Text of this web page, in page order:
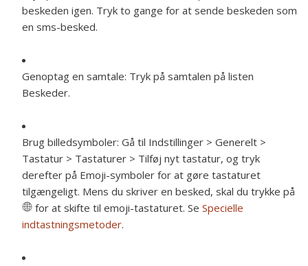
beskeden igen. Tryk to gange for at sende beskeden som
en sms-besked.
Genoptag en samtale: Tryk på samtalen på listen
Beskeder.
Brug billedsymboler: Gå til Indstillinger > Generelt >
Tastatur > Tastaturer > Tilføj nyt tastatur, og tryk
derefter på Emoji-symboler for at gøre tastaturet
tilgængeligt. Mens du skriver en besked, skal du trykke på
for at skifte til emoji-tastaturet. Se Specielle
indtastningsmetoder.